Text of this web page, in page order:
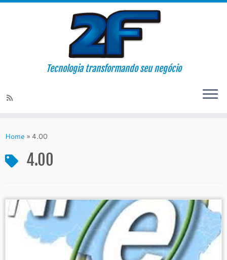
Tecnologia transformando seu negócio
Home » 4.00
4.00